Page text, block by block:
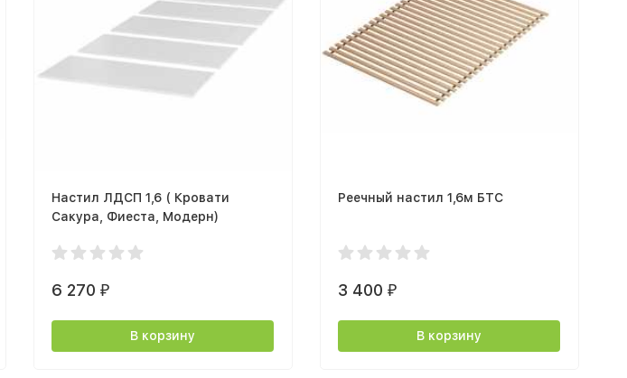
Настил ЛДСП 1,6 ( Кровати
Сакура, Фиеста, Модерн)
6 270 ₽
В корзину
Реечный настил 1,6м БТС
3 400 ₽
В корзину